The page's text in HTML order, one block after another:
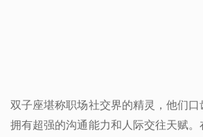
双子座堪称职场社交界的精灵，他们口
拥有超强的沟通能力和人际交往天赋